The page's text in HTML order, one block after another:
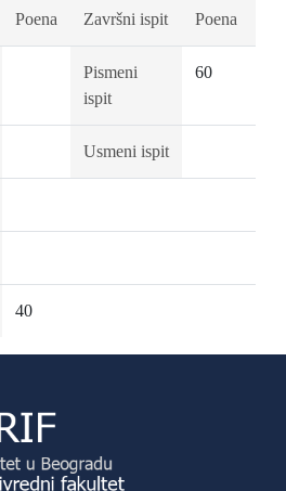
Poena Završni ispit Poena
Pismeni
ispit
60
Usmeni ispit
40